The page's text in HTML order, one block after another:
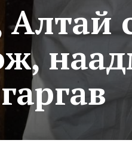
Алтай